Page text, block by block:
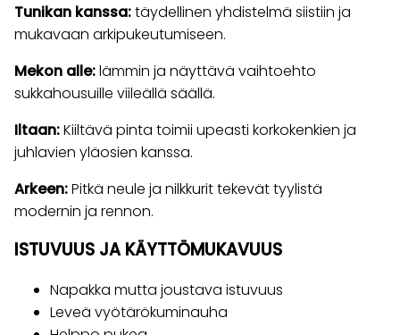
Tunikan kanssa:täydellinen yhdistelmä siistiin ja
mukavaan arkipukeutumiseen.
Mekon alle:lämmin ja näyttävä vaihtoehto
sukkahousuille viileällä säällä.
Iltaan:Kiiltävä pinta toimii upeasti korkokenkien ja
juhlavien yläosien kanssa.
Arkeen:Pitkä neule ja nilkkurit tekevät tyylistä
modernin ja rennon.
ISTUVUUS JA KÄYTTÖMUKAVUUS
Napakka mutta joustava istuvuus
Leveä vyötärökuminauha